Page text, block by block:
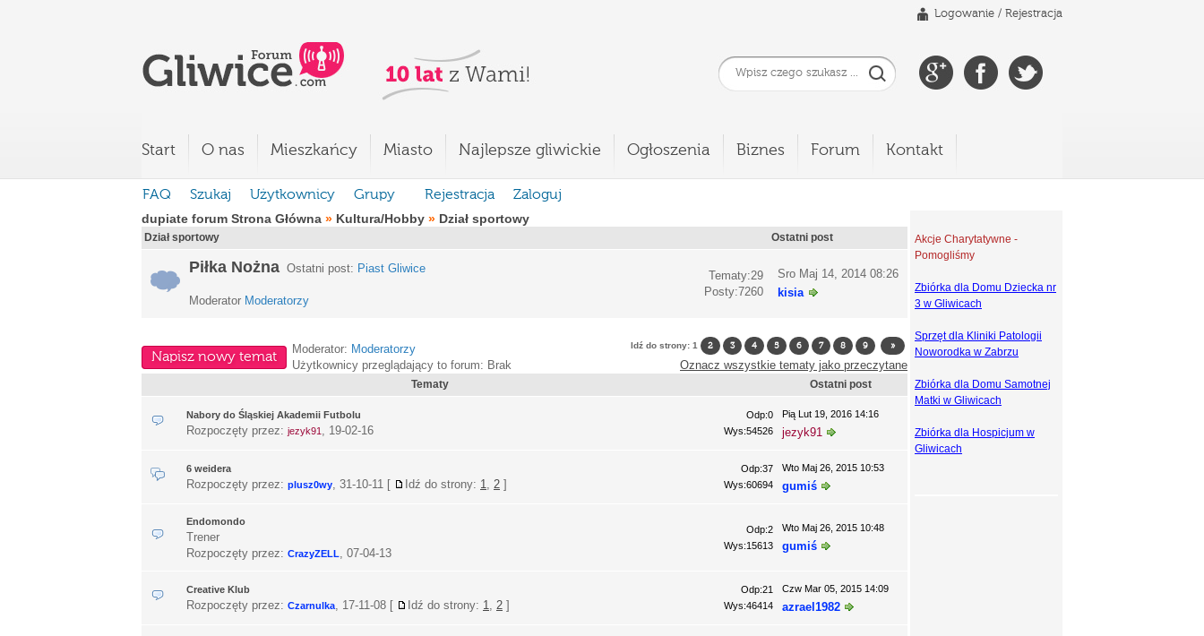
Logowanie / Rejestracja
Start O nas Mieszkańcy Miasto Najlepsze gliwickie Ogłoszenia Biznes Forum Kontakt
FAQ Szukaj Użytkownicy Grupy Rejestracja
Zaloguj
dupiate forum Strona Główna » Kultura/Hobby » Dział sportowy
Dział sportowy Ostatni post
Piłka Nożna Ostatni post: Piast Gliwice
Moderator Moderatorzy
Tematy:29
Posty:7260
Sro Maj 14, 2014 08:26
kisia
Napisz nowy temat
Moderator: Moderatorzy
Użytkownicy przeglądający to forum: Brak
Idź do strony: 1 2 3 4 5 6 7 8 9 »
Oznacz wszystkie tematy jako przeczytane
Tematy Ostatni post
Nabory do Śląskiej Akademii Futbolu
Rozpoczęty przez: jezyk91 , 19-02-16
Odp:0
Wys:54526
Pią Lut 19, 2016 14:16
jezyk91
6 weidera
Rozpoczęty przez: plusz0wy, 31-10-11 [ Idź do strony: 1, 2 ]
Odp:37
Wys:60694
Wto Maj 26, 2015 10:53
gumiś
Endomondo
Trener
Rozpoczęty przez: CrazyZELL, 07-04-13
Odp:2
Wys:15613
Wto Maj 26, 2015 10:48
gumiś
Creative Klub
Rozpoczęty przez: Czarnulka, 17-11-08 [ Idź do strony: 1, 2 ]
Odp:21
Wys:46414
Czw Mar 05, 2015 14:09
azrael1982
Akcje Charytatywne -
Pomogliśmy
Zbiórka dla Domu Dziecka nr
3 w Gliwicach
Sprzęt dla Kliniki Patologii
Noworodka w Zabrzu
Zbiórka dla Domu Samotnej
Matki w Gliwicach
Zbiórka dla Hospicjum w
Gliwicach